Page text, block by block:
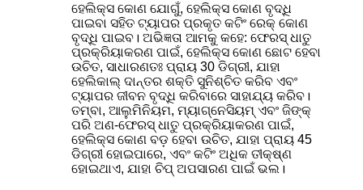
ହେଲିକ୍ସ କୋଣ ଯୋଗୁଁ, ହେଲିକ୍ସ କୋଣ ବୃଦ୍ଧି
ପାଇବା ସହିତ ଟ୍ୟାପର ପ୍ରକୃତ କଟିଂ ରେକ୍ କୋଣ
ବୃଦ୍ଧି ପାଇବ। ଅଭିଜ୍ଞତା ଆମକୁ କହେ: ଫେରସ୍ ଧାତୁ
ପ୍ରକ୍ରିୟାକରଣ ପାଇଁ, ହେଲିକ୍ସ କୋଣ ଛୋଟ ହେବା
ଉଚିତ, ସାଧାରଣତଃ ପ୍ରାୟ 30 ଡିଗ୍ରୀ, ଯାହା
ହେଲିକାଲ୍ ଦାନ୍ତର ଶକ୍ତି ସୁନିଶ୍ଚିତ କରିବ ଏବଂ
ଟ୍ୟାପର ଜୀବନ ବୃଦ୍ଧି କରିବାରେ ସାହାଯ୍ୟ କରିବ।
ତମ୍ବା, ଆଲୁମିନିୟମ, ମ୍ୟାଗ୍ନେସିୟମ୍ ଏବଂ ଜିଙ୍କ୍
ପରି ଅଣ-ଫେରସ୍ ଧାତୁ ପ୍ରକ୍ରିୟାକରଣ ପାଇଁ,
ହେଲିକ୍ସ କୋଣ ବଡ଼ ହେବା ଉଚିତ, ଯାହା ପ୍ରାୟ 45
ଡିଗ୍ରୀ ହୋଇପାରେ, ଏବଂ କଟିଂ ଅଧିକ ତୀକ୍ଷ୍ଣ
ହୋଇଥାଏ, ଯାହା ଚିପ୍ ଅପସାରଣ ପାଇଁ ଭଲ।